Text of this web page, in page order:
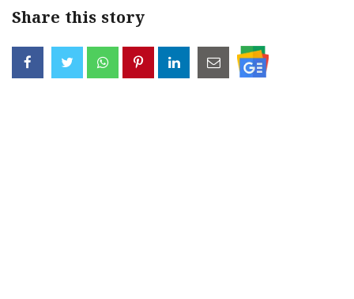
Share this story